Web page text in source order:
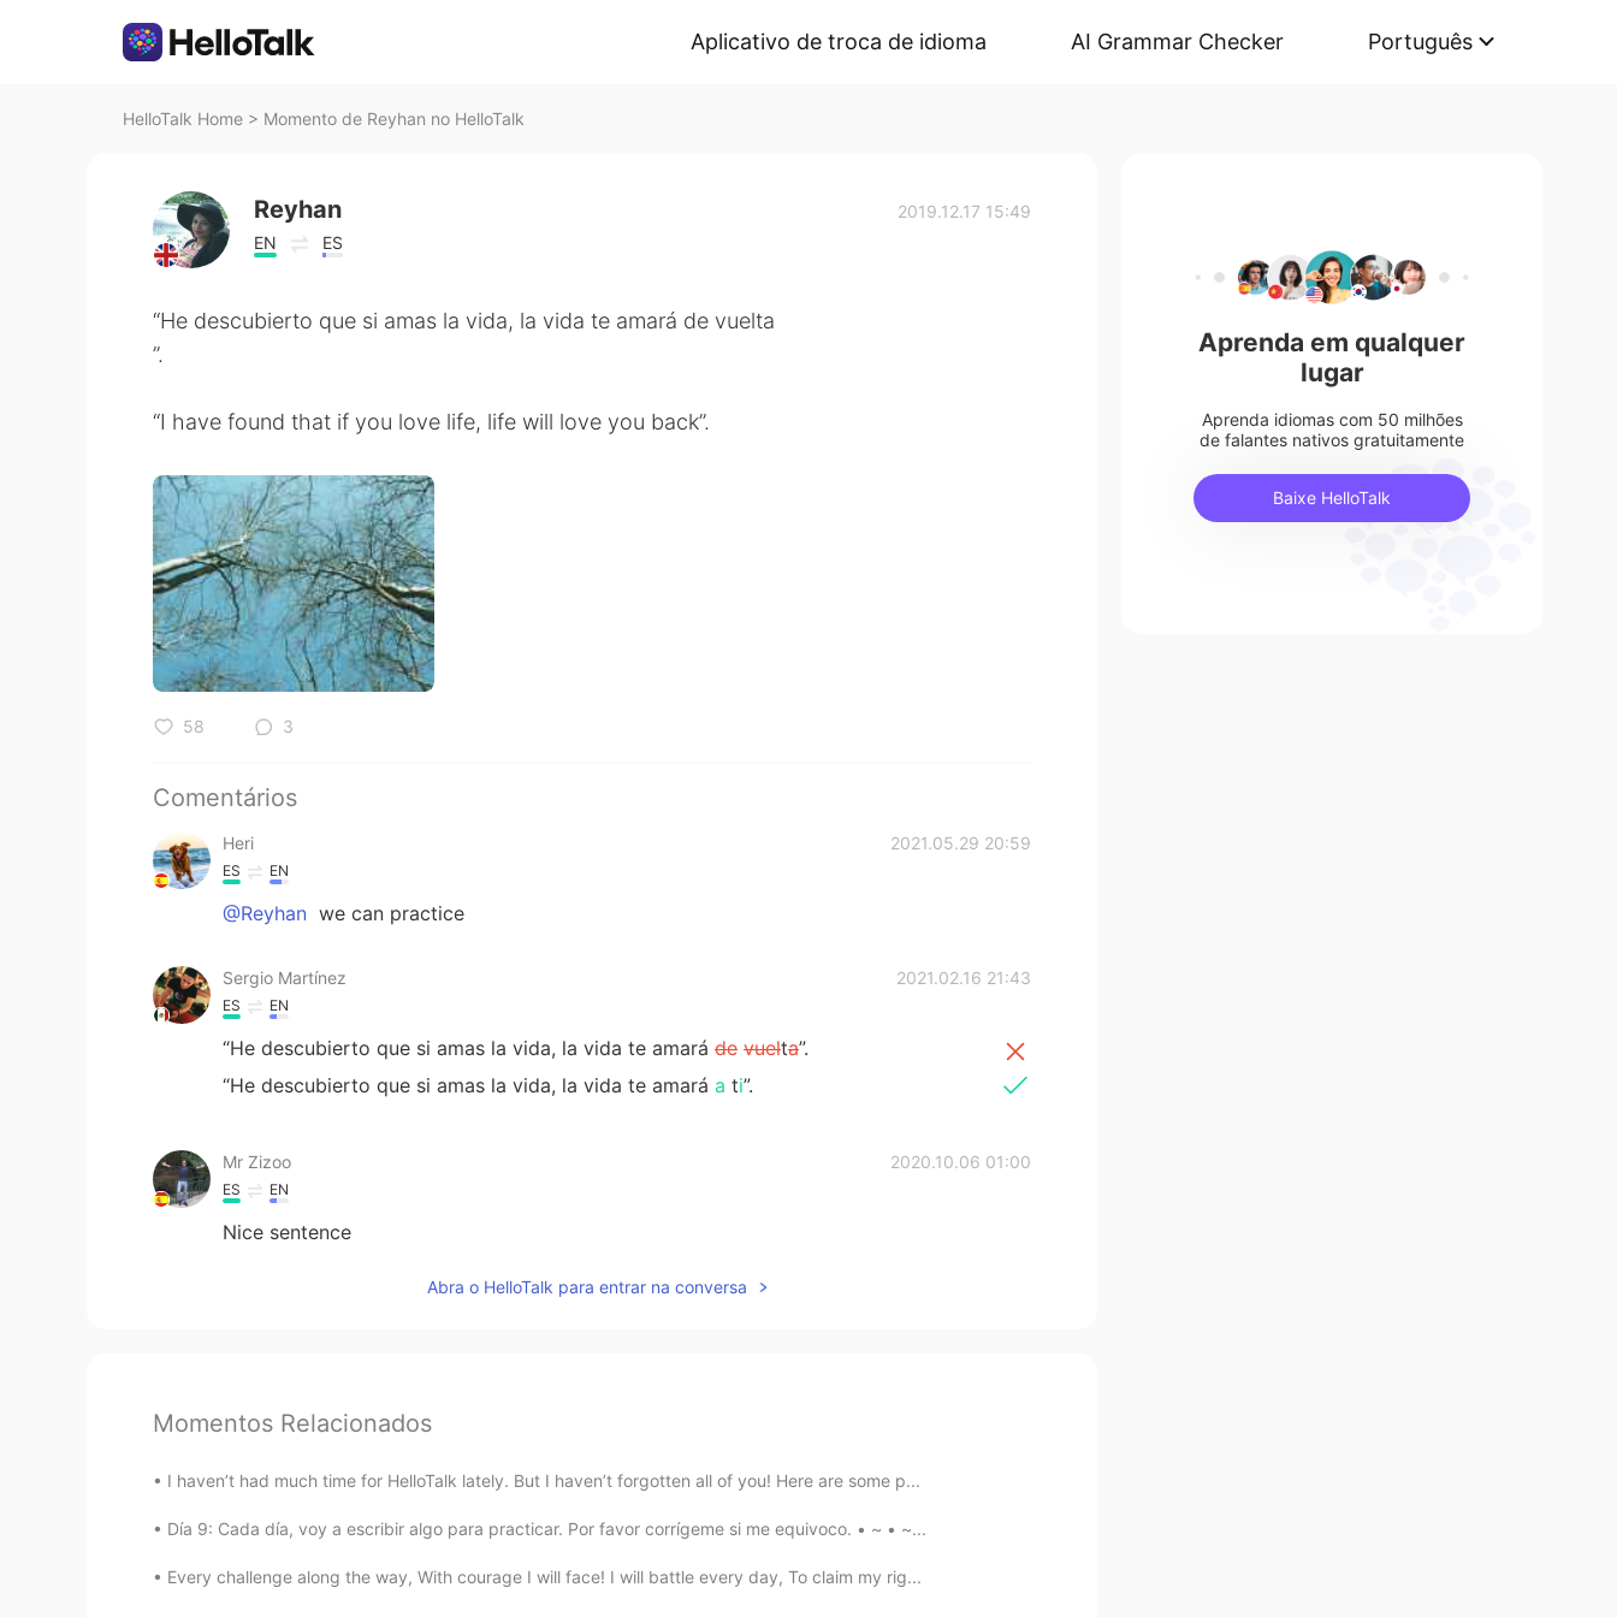
Aplicativo de troca de idioma AI Grammar Checker Português
HelloTalk Home > Momento de Reyhan no HelloTalk
Reyhan
EN ES
2019.12.17 15:49
“He descubierto que si amas la vida, la vida te amará de vuelta
”.
“I have found that if you love life, life will love you back”.
58 3
Comentários
Heri 2021.05.29 20:59
ES EN
@Reyhan we can practice
Sergio Martínez 2021.02.16 21:43
ES EN
“He descubierto que si amas la vida, la vida te amará de vuelta”.
“He descubierto que si amas la vida, la vida te amará a ti”.
Mr Zizoo 2020.10.06 01:00
ES EN
Nice sentence
Abra o HelloTalk para entrar na conversa
Momentos Relacionados
I haven’t had much time for HelloTalk lately. But I haven’t forgotten all of you! Here are some p...
Día 9: Cada día, voy a escribir algo para practicar. Por favor corrígeme si me equivoco. • ~ • ~...
Every challenge along the way, With courage I will face! I will battle every day, To claim my rig...
Aprenda em qualquer
lugar
Aprenda idiomas com 50 milhões
de falantes nativos gratuitamente
Baixe HelloTalk